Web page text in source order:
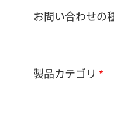
お問い合わせの
製品カテゴリ